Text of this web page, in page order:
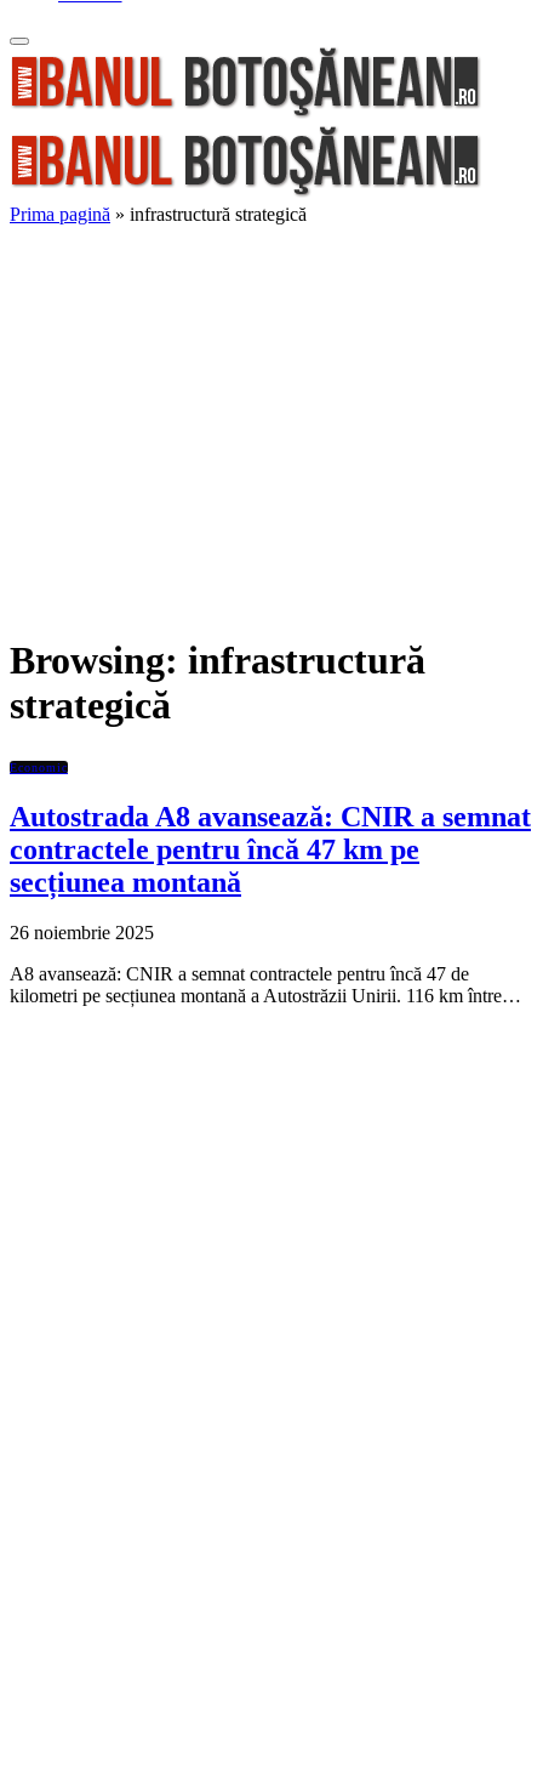
Prima pagină » infrastructură strategică
Browsing: infrastructură
strategică
Economic
Autostrada A8 avansează: CNIR a semnat
contractele pentru încă 47 km pe
secțiunea montană
26 noiembrie 2025
A8 avansează: CNIR a semnat contractele pentru încă 47 de
kilometri pe secțiunea montană a Autostrăzii Unirii. 116 km între…